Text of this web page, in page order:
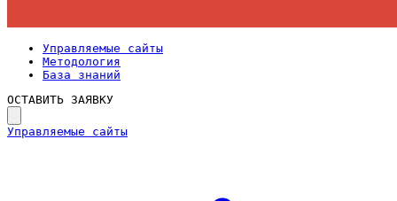
Управляемые сайты
Методология
База знаний
ОСТАВИТЬ ЗАЯВКУ
Управляемые сайты